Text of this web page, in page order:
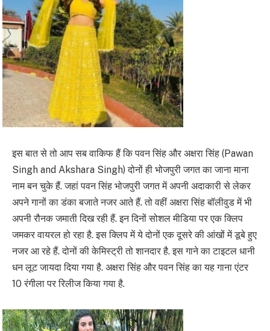
इस बात से तो आप सब वाकिफ हैं कि पवन सिंह और अक्षरा सिंह (Pawan
Singh and Akshara Singh) दोनों ही भोजपुरी जगत का जाना माना
नाम बन चुके हैं. जहां पवन सिंह भोजपुरी जगत में अपनी अदाकारी से लेकर
अपने गानों का डंका बजाते नजर आते हैं. तो वहीं अक्षरा सिंह बॉलीवुड में भी
अपनी रौनक जमाती दिख रही हैं. इन दिनों सोशल मीडिया पर एक क्लिप
जमकर वायरल हो रहा है. इस क्लिप में ये दोनों एक दूसरे की आंखों में डूबे हुए
नजर आ रहे हैं. दोनों की केमिस्ट्री तो शानदार है. इस गाने का टाइटल धानी
धन लूट जायदा दिया गया है. अक्षरा सिंह और पवन सिंह का यह गाना एंटर
10 रंगीला पर रिलीज किया गया है.